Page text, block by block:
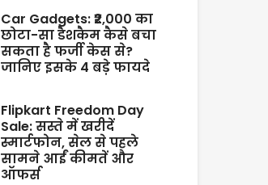
Car Gadgets: ₹2,000 का
छोटा-सा डैशकैम कैसे बचा
सकता है फर्जी केस से?
जानिए इसके 4 बड़े फायदे
Flipkart Freedom Day
Sale: सस्ते में खरीदें
स्मार्टफोन, सेल से पहले
सामने आईं कीमतें और
ऑफर्स